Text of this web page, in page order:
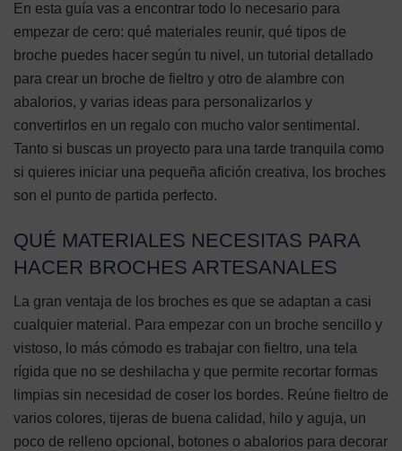
En esta guía vas a encontrar todo lo necesario para
empezar de cero: qué materiales reunir, qué tipos de
broche puedes hacer según tu nivel, un tutorial detallado
para crear un broche de fieltro y otro de alambre con
abalorios, y varias ideas para personalizarlos y
convertirlos en un regalo con mucho valor sentimental.
Tanto si buscas un proyecto para una tarde tranquila como
si quieres iniciar una pequeña afición creativa, los broches
son el punto de partida perfecto.
QUÉ MATERIALES NECESITAS PARA
HACER BROCHES ARTESANALES
La gran ventaja de los broches es que se adaptan a casi
cualquier material. Para empezar con un broche sencillo y
vistoso, lo más cómodo es trabajar con fieltro, una tela
rígida que no se deshilacha y que permite recortar formas
limpias sin necesidad de coser los bordes. Reúne fieltro de
varios colores, tijeras de buena calidad, hilo y aguja, un
poco de relleno opcional, botones o abalorios para decorar